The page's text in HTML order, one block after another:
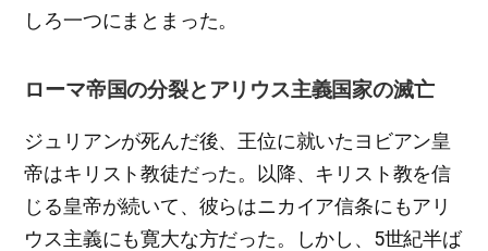
しろ一つにまとまった。
ローマ帝国の分裂とアリウス主義国家の滅亡
ジュリアンが死んだ後、王位に就いたヨビアン皇
帝はキリスト教徒だった。以降、キリスト教を信
じる皇帝が続いて、彼らはニカイア信条にもアリ
ウス主義にも寛大な方だった。しかし、5世紀半ば